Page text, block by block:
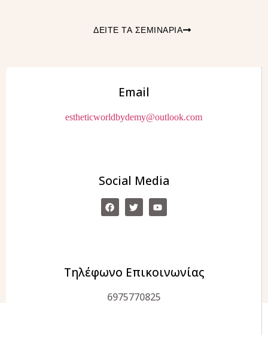
ΔΕΙΤΕ ΤΑ ΣΕΜΙΝΑΡΙΑ
Email
estheticworldbydemy@outlook.com
Social Media
Τηλέφωνο Επικοινωνίας
6975770825